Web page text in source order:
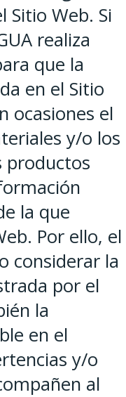
Sitio Web. Si
realiza
que la
en el Sitio
ocasiones el
y/o los
productos
la que
Por ello, el
considerar la
por el
la
en el
y/o
al